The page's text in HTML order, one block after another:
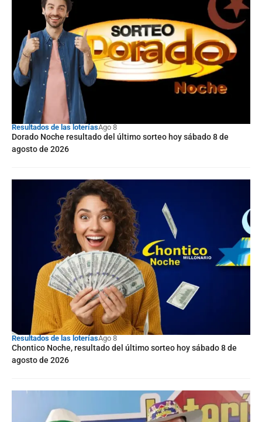
Resultados de las loteríasAgo 8
Dorado Noche resultado del último sorteo hoy sábado 8 de
agosto de 2026
Resultados de las loteríasAgo 8
Chontico Noche, resultado del último sorteo hoy sábado 8 de
agosto de 2026